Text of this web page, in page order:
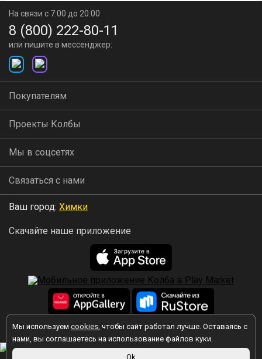
Мы используем cookies, чтобы сайт работал лучше. Оставаясь с
нами, вы соглашаетесь на использование файлов куки.
Ok
На связи с 7:00 до 20:00
8 (800) 222-80-11
или пишите в мессенджер:
Покупателям
Проекты Колбы
Мы в соцсетях
Связаться с нами
Ваш город: Химки
Скачайте наше приложение
2026 © Колба
Вы принимаете условия политики в отношении обработки